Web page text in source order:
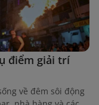
điểm giải trí
về đêm sôi động